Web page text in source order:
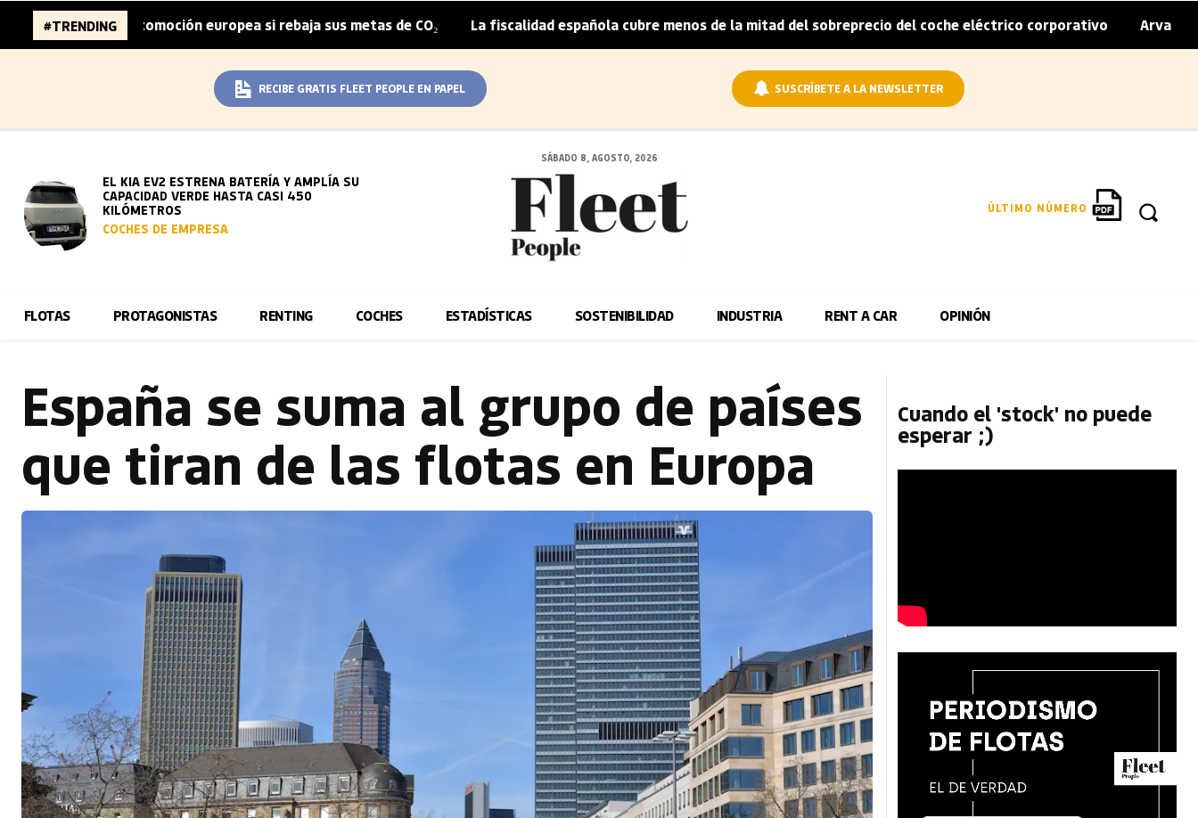
#TRENDING
de la automoción europea si rebaja sus metas de CO₂ | La fiscalidad española cubre menos de la mitad del sobreprecio del coche eléctrico corporativo | Arval convierte
RECIBE GRATIS FLEET PEOPLE EN PAPEL SUSCRÍBETE A LA NEWSLETTER
EL KIA EV2 ESTRENA BATERÍA Y AMPLÍA SU
CAPACIDAD VERDE HASTA CASI 450
KILÓMETROS
COCHES DE EMPRESA
SÁBADO 8, AGOSTO, 2026
ÚLTIMO NÚMERO
FLOTAS PROTAGONISTAS RENTING COCHES ESTADÍSTICAS SOSTENIBILIDAD INDUSTRIA RENT A CAR OPINIÓN
España se suma al grupo de países
que tiran de las flotas en Europa
Cuando el 'stock' no puede
esperar ;)